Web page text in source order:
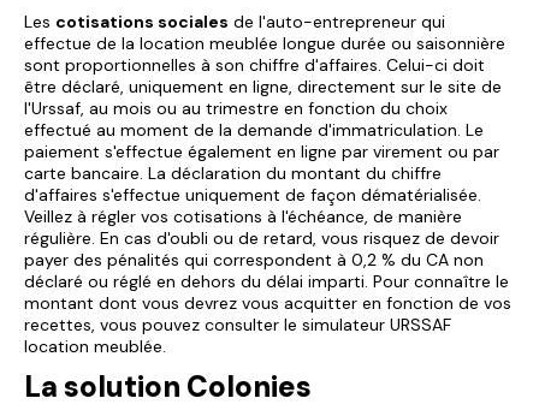
Les cotisations sociales de l'auto-entrepreneur qui
effectue de la location meublée longue durée ou saisonnière
sont proportionnelles à son chiffre d'affaires. Celui-ci doit
être déclaré, uniquement en ligne, directement sur le site de
l'Urssaf, au mois ou au trimestre en fonction du choix
effectué au moment de la demande d'immatriculation. Le
paiement s'effectue également en ligne par virement ou par
carte bancaire. La déclaration du montant du chiffre
d'affaires s'effectue uniquement de façon dématérialisée.
Veillez à régler vos cotisations à l'échéance, de manière
régulière. En cas d'oubli ou de retard, vous risquez de devoir
payer des pénalités qui correspondent à 0,2 % du CA non
déclaré ou réglé en dehors du délai imparti. Pour connaître le
montant dont vous devrez vous acquitter en fonction de vos
recettes, vous pouvez consulter le simulateur URSSAF
location meublée.
La solution Colonies